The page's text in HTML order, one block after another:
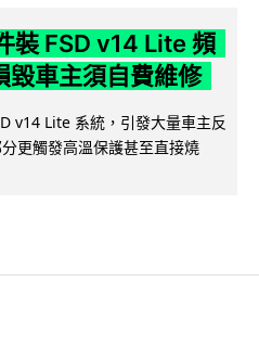
裝 FSD v14 Lite 頻
毀車主須自費維修
v14 Lite 系統，引發大量車主反
更觸發高溫保護甚至直接燒